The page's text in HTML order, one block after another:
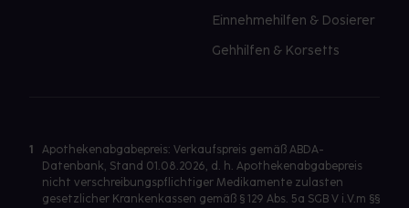
Einnehmehilfen & Dosierer
Gehhilfen & Korsetts
1
Apothekenabgabepreis: Verkaufspreis gemäß ABDA-
Datenbank, Stand 01.08.2026, d. h. Apothekenabgabepreis
nicht verschreibungspflichtiger Medikamente zulasten
gesetzlicher Krankenkassen gemäß § 129 Abs. 5a SGB V i.V.m §§